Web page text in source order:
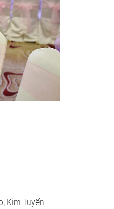
Kim Tuyến